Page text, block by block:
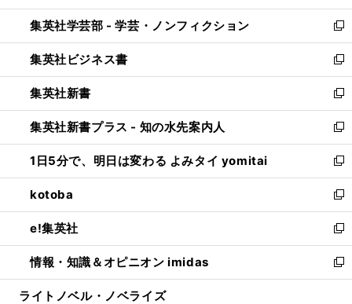
開
く
ウ
で
開
く
ン
ド
ウ
で
開
く
ウ
ィ
ン
ド
ウ
で
開
く
集英社学芸部 - 学芸・ノンフィクション
新
し
い
ウ
ィ
ン
ド
ウ
で
開
く
集英社ビジネス書
新
し
い
ウ
ィ
ン
ド
ウ
で
開
く
集英社新書
新
し
い
ウ
ィ
ン
ド
ウ
で
開
く
集英社新書プラス - 知の水先案内人
新
し
い
ウ
ィ
ン
ド
ウ
で
開
1日5分で、明日は変わる よみタイ yomitai
新
し
い
ウ
ィ
ン
ド
ウ
kotoba
新
し
い
ウ
ィ
ン
e!集英社
新
し
い
ウ
情報・知識＆オピニオン imidas
新
し
ライトノベル・ノベライズ